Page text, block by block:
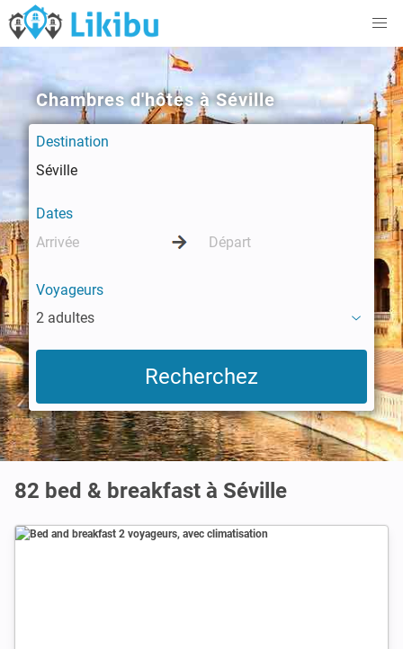
Chambres d'hôtes à Séville
Destination
Dates
Voyageurs
2 adultes
82 bed & breakfast à Séville